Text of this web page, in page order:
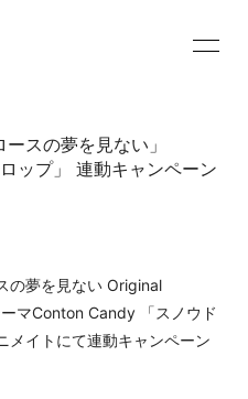
LIVE
スの夢を見ない」
ップ」 連動キャンペーン
の夢を見ない Original
マConton Candy 「スノウド
メイトにて連動キャンペーン